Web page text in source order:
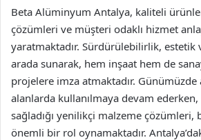
Beta Alüminyum Antalya, kaliteli
çözümleri ve müşteri odaklı hizmet
yaratmaktadır. Sürdürülebilirlik,
arada sunarak, hem inşaat hem de
projelere imza atmaktadır.
alanlarda kullanılmaya devam
sağladığı yenilikçi malzeme çözümleri,
önemli bir rol oynamaktadır.